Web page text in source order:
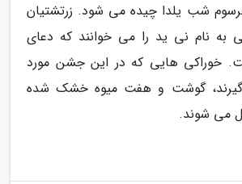
شب یلدا چیده می شود. زرتشتیان
به نام نی ید را می خوانند که دعای
خوراکی هایی که در این جشن مورد
گیرند، گوشت و هفت میوه خشک شده
می شوند.